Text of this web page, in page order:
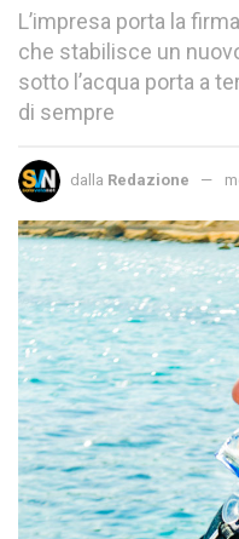
L’impresa porta la
che stabilisce un
sotto l’acqua porta a
di sempre
dalla Redazione